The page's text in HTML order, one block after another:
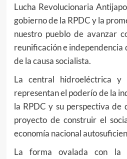
Lucha Revolucionaria
gobierno de la RPDC y la
nuestro pueblo de avanzar
reunificación e
de la causa socialista.
La central hidroeléctrica y
representan el poderío de la
la RPDC y su perspectiva de
proyecto de construir el
economía nacional
La forma ovalada con